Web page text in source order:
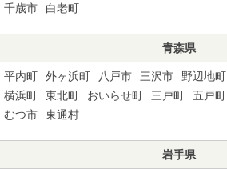
千歳市 白老町
青森県
平内町 外ヶ浜町 八戸市 三沢市 野辺地町
横浜町
東北町 おいらせ町 三戸町 五戸町
むつ市
東通村
岩手県